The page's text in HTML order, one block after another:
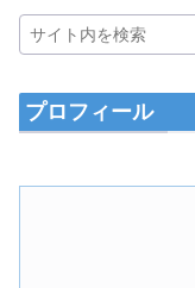
プロフィール